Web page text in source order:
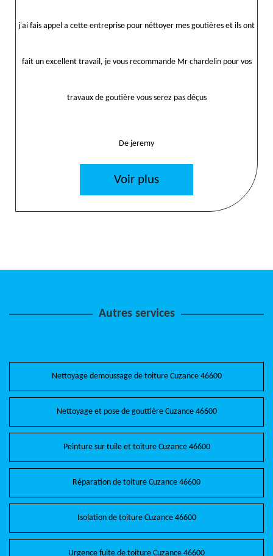
j'ai fais appel a cette entreprise pour néttoyer mes goutières et ils ont
fait un excellent travail, je vous recommande Mr chardelin pour vos
travaux de goutière vous serez pas déçus
De jeremy
Voir plus
Autres services
Nettoyage demoussage de toiture Cuzance 46600
Nettoyage et pose de gouttière Cuzance 46600
Peinture sur tuile et toiture Cuzance 46600
Réparation de toiture Cuzance 46600
Isolation de toiture Cuzance 46600
Urgence fuite de toiture Cuzance 46600